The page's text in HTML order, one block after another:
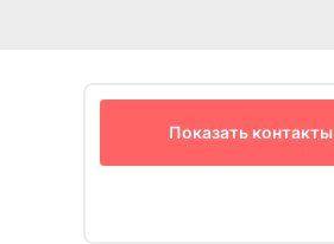
Показать контакты